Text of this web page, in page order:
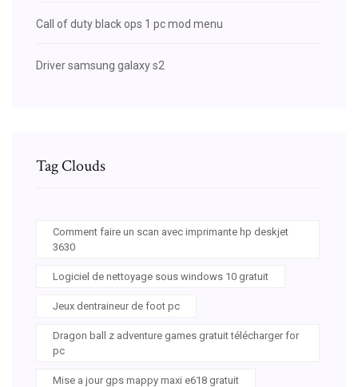
Call of duty black ops 1 pc mod menu
Driver samsung galaxy s2
Tag Clouds
Comment faire un scan avec imprimante hp deskjet
3630
Logiciel de nettoyage sous windows 10 gratuit
Jeux dentraineur de foot pc
Dragon ball z adventure games gratuit télécharger for
pc
Mise a jour gps mappy maxi e618 gratuit